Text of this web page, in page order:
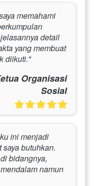
memahami
detail
yang membuat
diikuti."
Organisasi
Sosial
ini menjadi
butuhkan.
bidangnya,
namun